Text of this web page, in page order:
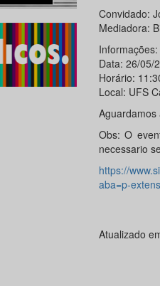
Convidado:
Mediadora:
Informações:
Data: 26/05/
Horário:
Local: UFS
Aguardamos
Obs: O
necessario
https://
aba=p-
Atualizado